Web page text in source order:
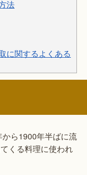
法
に関するよくある
ら1900年半ばに流
くる料理に使われ